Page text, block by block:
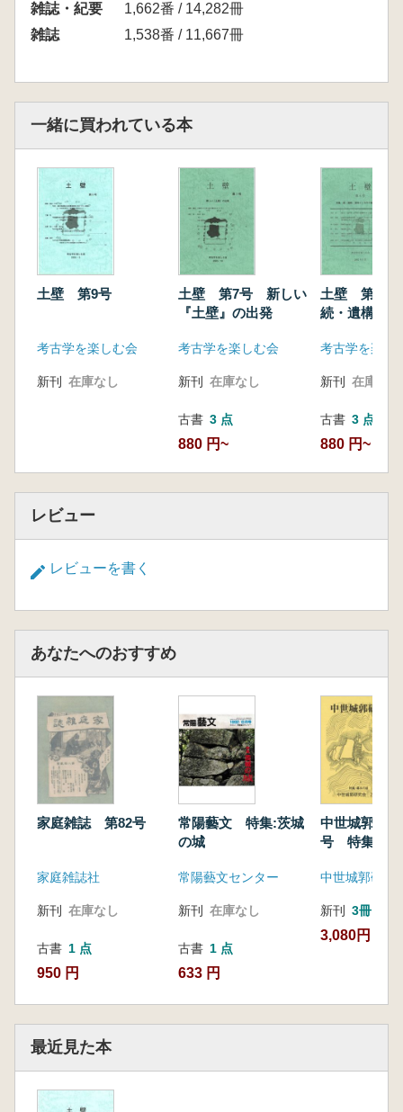
雑誌・紀要
1,662番 / 14,282冊
雑誌
1,538番 / 11,667冊
一緒に買われている本
土壁 第9号
考古学を楽しむ会
新刊 在庫なし
土壁 第7号 新しい
『土壁』の出発
考古学を楽しむ会
新刊 在庫なし
古書 3 点
880 円~
土壁 第6号
続・遺構・
考古学を楽し
新刊 在庫なし
古書 3 点
880 円~
レビュー
レビューを書く
あなたへのおすすめ
家庭雑誌 第82号
家庭雑誌社
新刊 在庫なし
古書 1 点
950 円
常陽藝文 特集:茨城
の城
常陽藝文センター
新刊 在庫なし
古書 1 点
633 円
中世城郭研
号 特集 幕
中世城郭研究
新刊 3冊
3,080円
最近見た本